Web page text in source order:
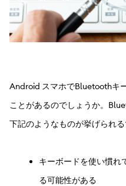
Android スマホでBluetoothキ
ことがあるのでしょうか。
下記のようなものが挙げられる
キーボードを使い慣れ
る可能性がある